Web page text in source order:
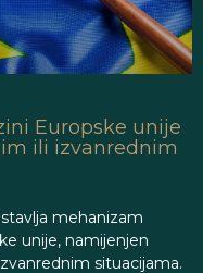
Europske unije
ili izvanrednim
mehanizam
unije, namijenjen
situacijama.